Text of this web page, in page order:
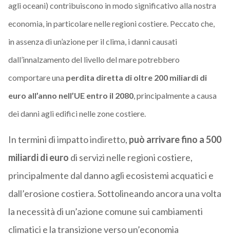
agli oceani) contribuiscono in modo significativo alla nostra
economia, in particolare nelle regioni costiere. Peccato che,
in assenza di un’azione per il clima, i danni causati
dall’innalzamento del livello del mare potrebbero
comportare una perdita diretta di oltre 200 miliardi di
euro all’anno nell’UE entro il 2080, principalmente a causa
dei danni agli edifici nelle zone costiere.
In termini di impatto indiretto, può arrivare fino a 500
miliardi di euro di servizi nelle regioni costiere,
principalmente dal danno agli ecosistemi acquatici e
dall’erosione costiera. Sottolineando ancora una volta
la necessità di un’azione comune sui cambiamenti
climatici e la transizione verso un’economia